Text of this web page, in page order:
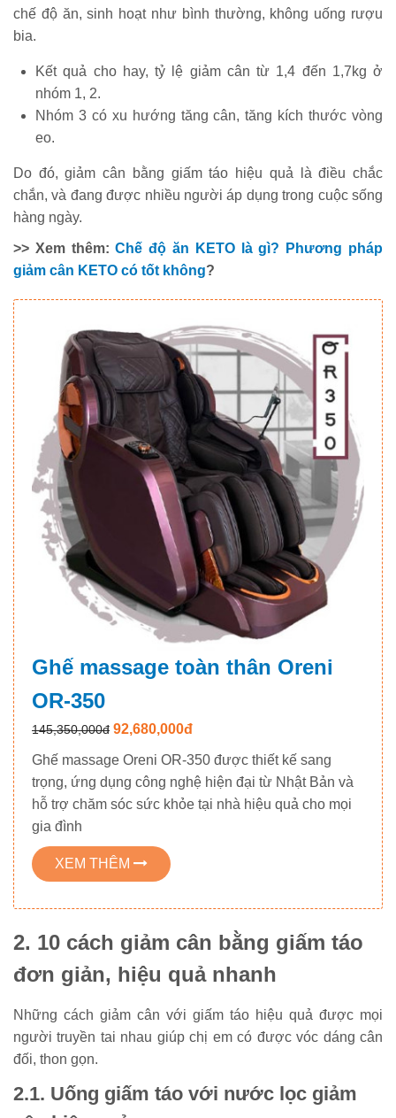
chế độ ăn, sinh hoạt như bình thường, không uống rượu
bia.
Kết quả cho hay, tỷ lệ giảm cân từ 1,4 đến 1,7kg ở
nhóm 1, 2.
Nhóm 3 có xu hướng tăng cân, tăng kích thước vòng
eo.
Do đó, giảm cân bằng giấm táo hiệu quả là điều chắc
chắn, và đang được nhiều người áp dụng trong cuộc sống
hàng ngày.
>> Xem thêm:Chế độ ăn KETO là gì? Phương pháp
giảm cân KETO có tốt không?
Ghế massage toàn thân Oreni
OR-350
145,350,000đ 92,680,000đ
Ghế massage Oreni OR-350 được thiết kế sang
trọng, ứng dụng công nghệ hiện đại từ Nhật Bản và
hỗ trợ chăm sóc sức khỏe tại nhà hiệu quả cho mọi
gia đình
XEM THÊM
2. 10 cách giảm cân bằng giấm táo
đơn giản, hiệu quả nhanh
Những cách giảm cân với giấm táo hiệu quả được mọi
người truyền tai nhau giúp chị em có được vóc dáng cân
đối, thon gọn.
2.1. Uống giấm táo với nước lọc giảm